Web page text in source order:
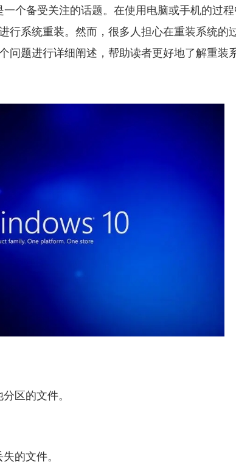
一个备受关注的话题。在使用电脑或手机的过
行系统重装。然而，很多人担心在重装系统的
问题进行详细阐述，帮助读者更好地了解重装
区的文件。
的文件。